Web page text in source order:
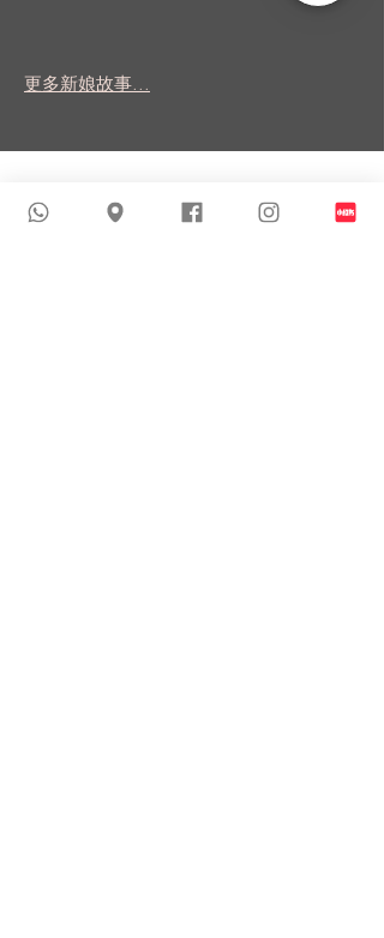
更多新娘故事...
類似商品